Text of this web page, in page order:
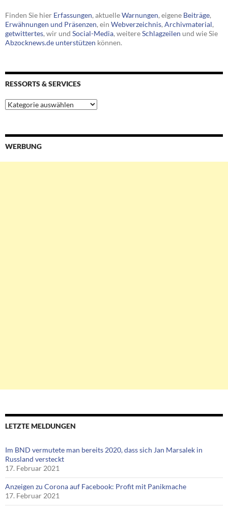
Finden Sie hier Erfassungen, aktuelleWarnungen, eigene Beiträge,
Erwähnungen und Präsenzen, ein Webverzeichnis, Archivmaterial,
getwittertes, wir und Social-Media, weitereSchlagzeilen und wie Sie
Abzocknews.de unterstützen können.
RESSORTS & SERVICES
Ressorts
&
WERBUNG
LETZTE MELDUNGEN
Im BND vermutete man bereits 2020, dass sich Jan Marsalek in
Russland versteckt
17. Februar 2021
Anzeigen zu Corona auf Facebook: Profit mit Panikmache
17. Februar 2021